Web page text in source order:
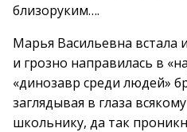
близоруким….
Марья Васильевна встала
и грозно направилась в
«динозавр среди людей»
заглядывая в глаза
школьнику, да так